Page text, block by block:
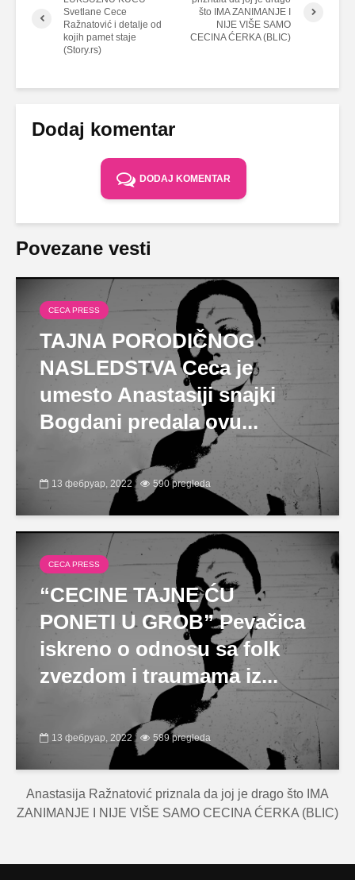
Svetlane Cece
Ražnatović i detalje od
kojih pamet staje
(Story.rs)
što IMA ZANIMANJE I
NIJE VIŠE SAMO
CECINA ĆERKA (BLIC)
Dodaj komentar
DODAJ KOMENTAR
Povezane vesti
CECA PRESS
TAJNA PORODIČNOG
NASLEDSTVA Ceca je
umesto Anastasiji snajki
Bogdani predala ovu...
13 фебруар, 2022 590 pregleda
CECA PRESS
“CECINE TAJNE ĆU
PONETI U GROB” Pevačica
iskreno o odnosu sa folk
zvezdom i traumama iz...
13 фебруар, 2022 589 pregleda
Anastasija Ražnatović priznala da joj je drago što IMA
ZANIMANJE I NIJE VIŠE SAMO CECINA ĆERKA (BLIC)